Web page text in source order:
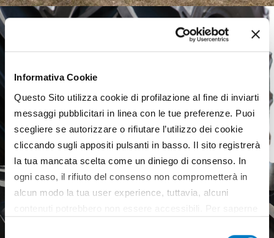
Informativa Cookie
Questo Sito utilizza cookie di profilazione al fine di inviarti
messaggi pubblicitari in linea con le tue preferenze. Puoi
scegliere se autorizzare o rifiutare l’utilizzo dei cookie
cliccando sugli appositi pulsanti in basso. Il sito registrerà
la tua mancata scelta come un diniego di consenso. In
ogni caso, il rifiuto del consenso non comprometterà in
alcun modo la tua user experience, tuttavia, alcuni